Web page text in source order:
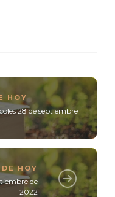
HOY
28 de septiembre
HOY
de
2022